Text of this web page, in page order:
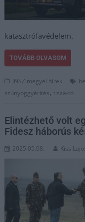
katasztrófavédelem.
TOVÁBB OLVASOM
JNSZ megyei hírek
szúnyoggyérítés, tisza-tó
Elintézhető volt
Fidesz háborús
2025.05.08. Kiss